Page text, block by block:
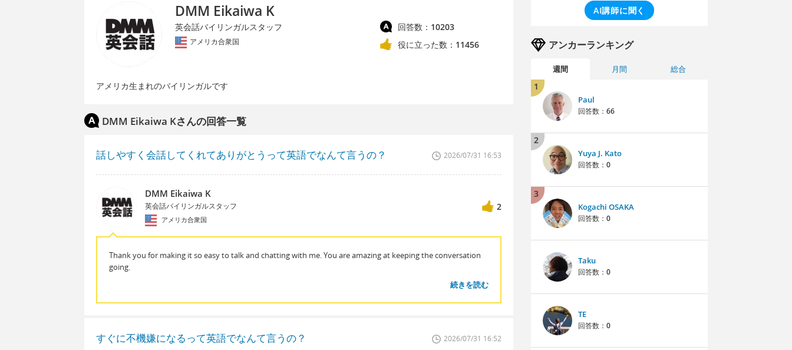
DMM Eikaiwa K
英会話バイリンガルスタッフ
アメリカ合衆国
回答数： 10203
役に立った数： 11456
アメリカ生まれのバイリンガルです
DMM Eikaiwa Kさんの回答一覧
話しやすく会話してくれてありがとうって英語でなんて言うの？ 2026/07/31 16:53
DMM Eikaiwa K
英会話バイリンガルスタッフ
アメリカ合衆国
2
Thank you for making it so easy to talk and chatting with me. You are amazing at keeping the conversation
going.
続きを読む
すぐに不機嫌になるって英語でなんて言うの？ 2026/07/31 16:52
AI講師に聞く
アンカーランキング
週間 月間 総合
1
Paul
回答数： 66
2
Yuya J. Kato
回答数： 0
3
Kogachi OSAKA
回答数： 0
Taku
回答数： 0
TE
回答数： 0